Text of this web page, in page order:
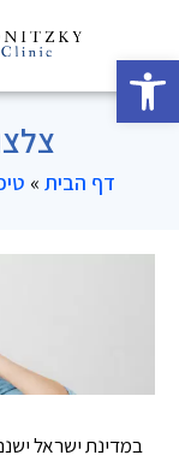
פתח סרגל נגישות
דף הבית »
במדינת ישראל